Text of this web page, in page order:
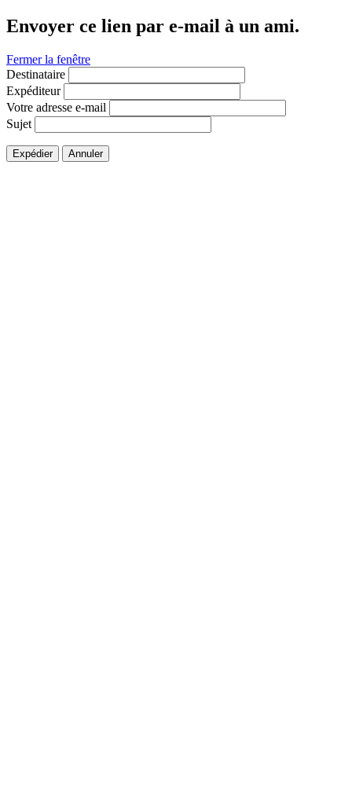
Envoyer ce lien par e-mail à un ami.
Fermer la fenêtre
Destinataire
Expéditeur
Votre adresse e-mail
Sujet
Expédier Annuler